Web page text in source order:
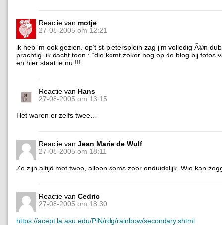
Reactie van motje
27-08-2005 om 12:21
ik heb ‘m ook gezien. op’t st-pietersplein zag j’m volledig Ã©n
prachtig. ik dacht toen : “die komt zeker nog op de blog bij fotos
en hier staat ie nu !!!
Reactie van Hans
27-08-2005 om 13:15
Het waren er zelfs twee…
Reactie van Jean Marie de Wulf
27-08-2005 om 18:11
Ze zijn altijd met twee, alleen soms zeer onduidelijk. Wie kan
Reactie van Cedric
27-08-2005 om 18:30
https://acept.la.asu.edu/PiN/rdg/rainbow/secondary.shtml